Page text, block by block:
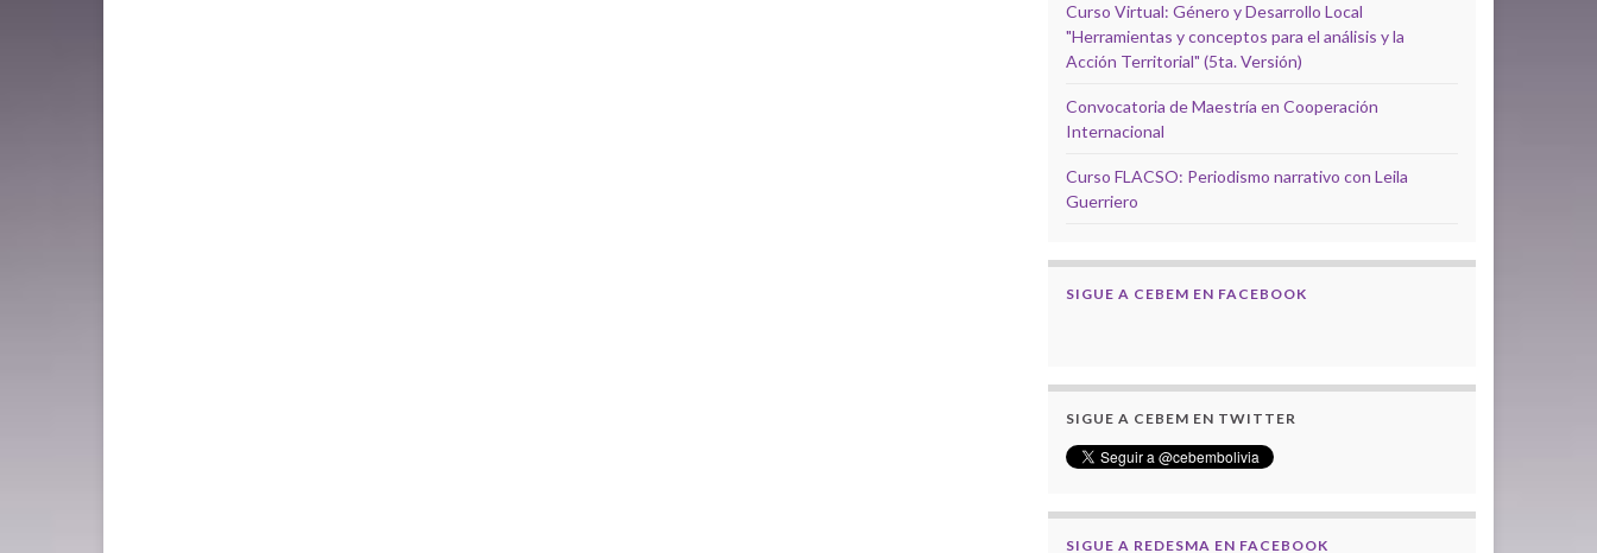
Curso Virtual: Género y Desarrollo Local
"Herramientas y conceptos para el análisis y la
Acción Territorial" (5ta. Versión)
Convocatoria de Maestría en Cooperación
Internacional
Curso FLACSO: Periodismo narrativo con Leila
Guerriero
SIGUE A CEBEM EN FACEBOOK
SIGUE A CEBEM EN TWITTER
SIGUE A REDESMA EN FACEBOOK